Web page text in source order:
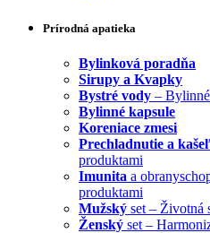
Prírodná apatieka
Bylinková poradňa
Sirupy a Kvapky
Bystré vody –
Bylinné kapsule
Koreniace zmesi
Prechladnutie a
produktami
Imunita a
produktami
Mužský set – Životná
Ženský set –